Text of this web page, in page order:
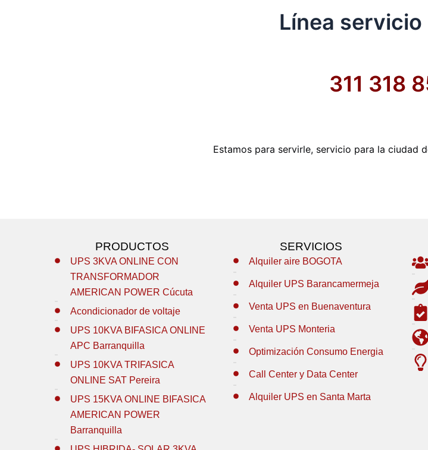
Línea
311 318
Estamos para servirle, servicio para la ciudad
PRODUCTOS
UPS 3KVA ONLINE CON
TRANSFORMADOR
AMERICAN POWER Cúcuta
Acondicionador de voltaje
UPS 10KVA BIFASICA ONLINE
APC Barranquilla
UPS 10KVA TRIFASICA
ONLINE SAT Pereira
UPS 15KVA ONLINE BIFASICA
AMERICAN POWER
Barranquilla
SERVICIOS
Alquiler aire BOGOTA
Alquiler UPS Barancamermeja
Venta UPS en Buenaventura
Venta UPS Monteria
Optimización Consumo Energia
Call Center y Data Center
Alquiler UPS en Santa Marta